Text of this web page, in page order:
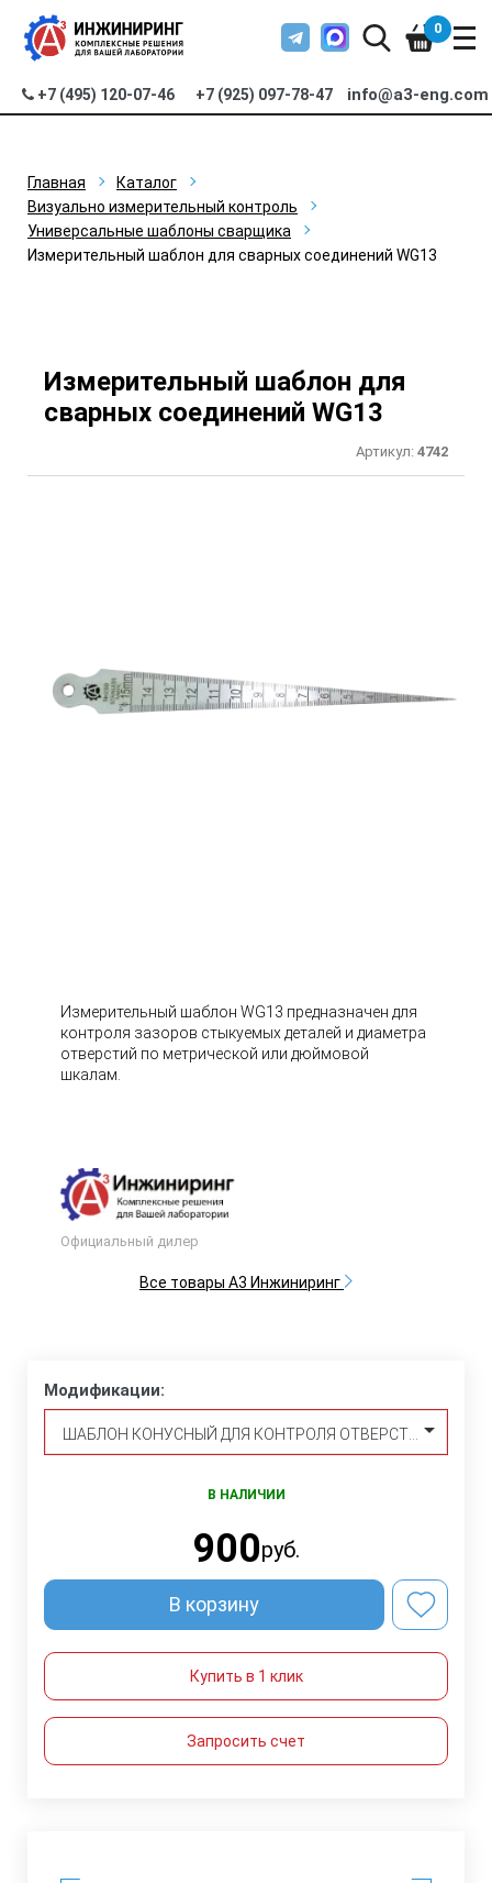
+7 (495) 120-07-46 +7 (925) 097-78-47 info@a3-eng.com
0
Главная
Каталог
Визуально измерительный контроль
Универсальные шаблоны сварщика
Измерительный шаблон для сварных соединений WG13
Измерительный шаблон для
сварных соединений WG13
Артикул: 4742
Измерительный шаблон WG13 предназначен для
контроля зазоров стыкуемых деталей и диаметра
отверстий по метрической или дюймовой
шкалам.
Официальный дилер
Все товары А3 Инжиниринг
Модификации:
В НАЛИЧИИ
900руб.
В корзину
Купить в 1 клик
Запросить счет